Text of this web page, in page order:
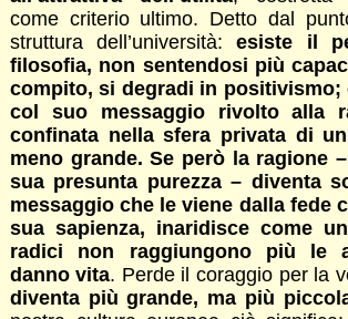
come criterio ultimo. Detto dal
struttura dell’università:esiste il
filosofia, non sentendosi più
compito, si degradi in positivismo;
col suo messaggio rivolto alla
confinata nella sfera privata di
meno grande. Se però la ragione
sua presunta purezza – diventa
messaggio che le viene dalla fede
sua sapienza, inaridisce come
radici non raggiungono più le
danno vita. Perde il coraggio per la
diventa più grande, ma più